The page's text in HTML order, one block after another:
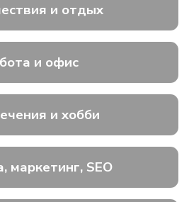
и отдых
и офис
и хобби
маркетинг, SEO